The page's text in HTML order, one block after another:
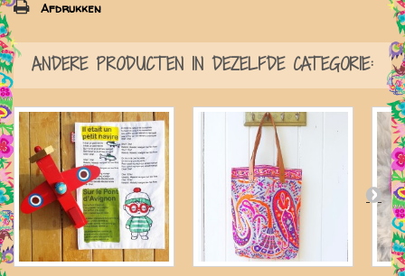
Afdrukken
ANDERE PRODUCTEN IN DEZELFDE CATEGORIE: